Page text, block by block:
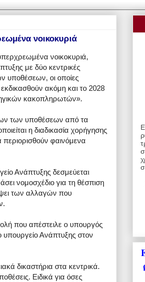
νοικοκυριά
νοικοκυριά,
με δύο κεντρικές
υποθέσεων, οι οποίες
ακόμη και το 2028
κακοπληρωτών».
των υποθέσεων από τα
η διαδικασία χορήγησης
φαινόμενα
Ανάπτυξης δεσμεύεται
νομοσχέδιο για τη θέσπιση
των αλλαγών που
που απέστειλε ο υπουργός
υπουργείο Ανάπτυξης στον
δικαστήρια στα κεντρικά.
Ειδικά για όσες